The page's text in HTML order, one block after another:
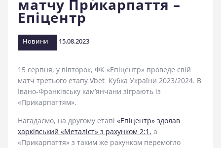
Правила поведінки на
стадіоні
матчу Прикарпаття –
Епіцентр
Новини 15.08.2023
15 серпня, у вівторок, ФК «Епіцентр» проведе свій
матч третього етапу Vbet Кубка України 2023/2024. В
Івано-Франківську кам’янчани зіграють із
«Прикарпаттям».
Нагадаємо, на другому етапі «Епіцентр» здолав
харківський «Металіст» з рахунком 2:1, а
«Прикарпаття» з таким же рахунком перемогло